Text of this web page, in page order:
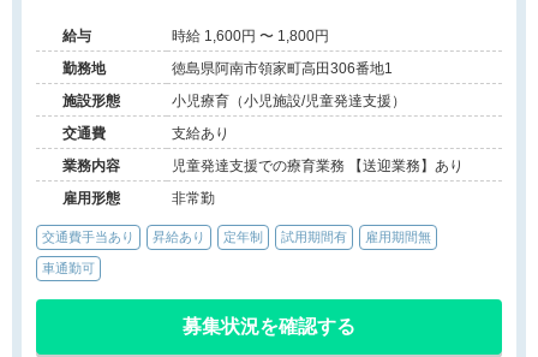
給与
時給 1,600円 〜 1,800円
勤務地
徳島県阿南市領家町高田306番地1
施設形態
小児療育（小児施設/児童発達支援）
交通費
支給あり
業務内容
児童発達支援での療育業務 【送迎業務】あり
雇用形態
非常勤
交通費手当あり 昇給あり 定年制 試用期間有 雇用期間無
車通勤可
募集状況を確認する